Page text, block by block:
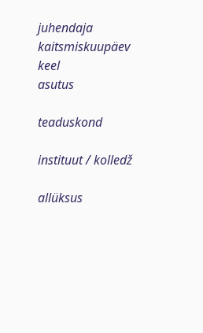
juhendaja
kaitsmiskuupäev
keel
asutus
teaduskond
instituut / kolledž
allüksus